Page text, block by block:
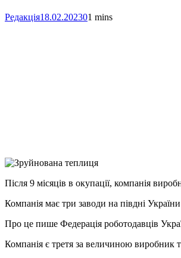
Редакція18.02.202301 mins
Link
Print
Після 9 місяців в окупації, компанія
Компанія має три заводи на півдні
Про це пише Федерація роботодавців
Компанія є третя за величиною виробник